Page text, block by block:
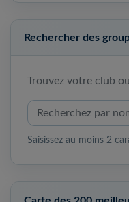
Rechercher des
Trouvez votre club
Saisissez au moins 2